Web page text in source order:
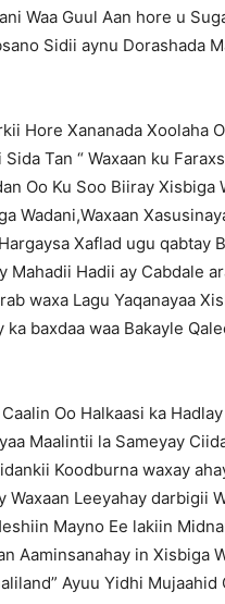
Waa Guul Aan hore u
Sidii aynu Dorashada
Hore Xananada Xoolaha
Tan “ Waxaan ku
Oo Ku Soo Biiray Xisbiga
Wadani,Waxaan
Xaflad ugu qabtay
Mahadii Hadii ay Cabdale
waxa Lagu Yaqanayaa
ka baxdaa waa Bakayle
Oo Halkaasi ka
Maalintii la Sameyay
Koodburna waxay
Waxaan Leeyahay darbigii
Mayno Ee lakiin
Aaminsanahay in Xisbiga
Ayuu Yidhi Mujaahid